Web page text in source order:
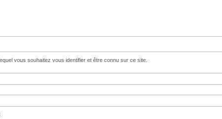
vous souhaitez vous identifier et être connu sur ce site.